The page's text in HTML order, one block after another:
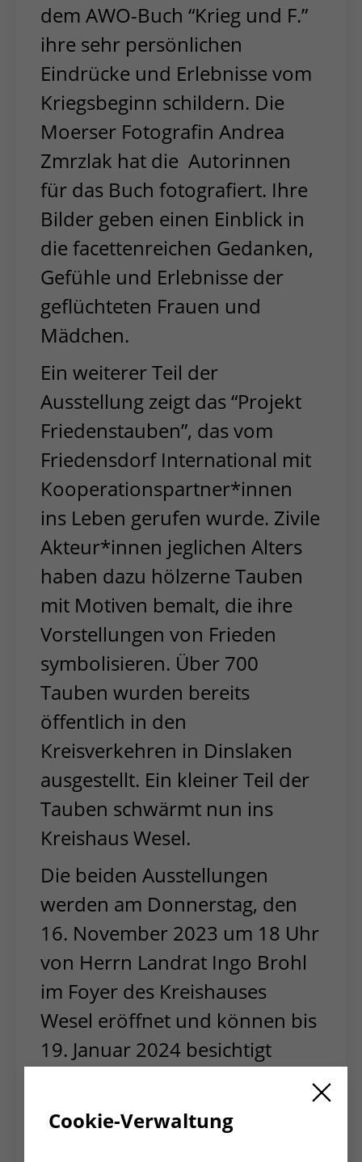
dem AWO-Buch “Krieg und F.”
ihre sehr persönlichen
Eindrücke und Erlebnisse vom
Kriegsbeginn schildern. Die
Moerser Fotografin Andrea
Zmrzlak hat die Autorinnen
für das Buch fotografiert. Ihre
Bilder geben einen Einblick in
die facettenreichen Gedanken,
Gefühle und Erlebnisse der
geflüchteten Frauen und
Mädchen.
Ein weiterer Teil der
Ausstellung zeigt das “Projekt
Friedenstauben”, das vom
Friedensdorf International mit
Kooperationspartner*innen
ins Leben gerufen wurde. Zivile
Akteur*innen jeglichen Alters
haben dazu hölzerne Tauben
mit Motiven bemalt, die ihre
Vorstellungen von Frieden
symbolisieren. Über 700
Tauben wurden bereits
öffentlich in den
Kreisverkehren in Dinslaken
ausgestellt. Ein kleiner Teil der
Tauben schwärmt nun ins
Kreishaus Wesel.
Die beiden Ausstellungen
werden am Donnerstag, den
16. November 2023 um 18 Uhr
von Herrn Landrat Ingo Brohl
im Foyer des Kreishauses
Wesel eröffnet und können bis
19. Januar 2024 besichtigt
Im Februar 2022 griff Russland die Ukraine an
und trieb viele Menschen, hauptsächlich
Cookie-Verwaltung